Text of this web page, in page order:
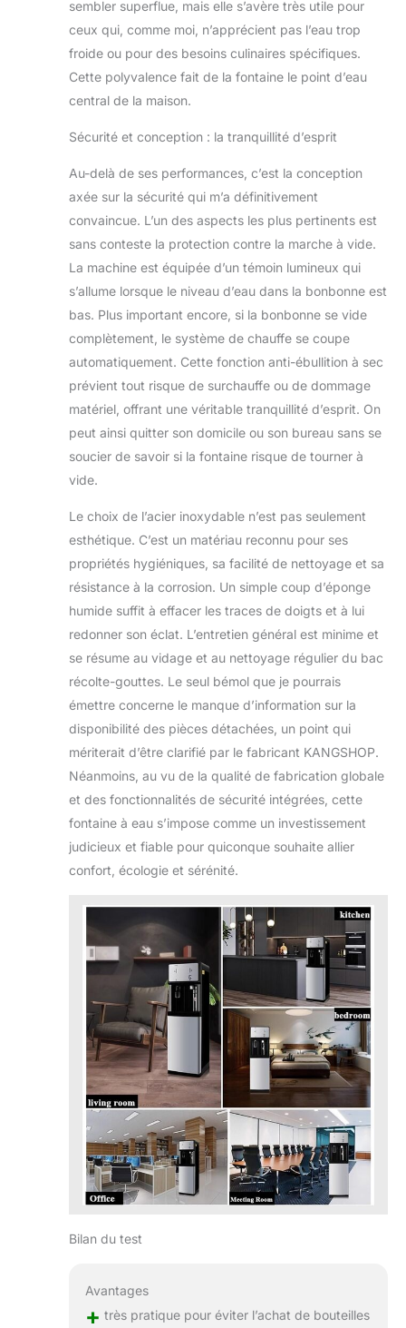
sembler superflue, mais elle s’avère très utile pour
ceux qui, comme moi, n’apprécient pas l’eau trop
froide ou pour des besoins culinaires spécifiques.
Cette polyvalence fait de la fontaine le point d’eau
central de la maison.
Sécurité et conception : la tranquillité d’esprit
Au-delà de ses performances, c’est la conception
axée sur la sécurité qui m’a définitivement
convaincue. L’un des aspects les plus pertinents est
sans conteste la protection contre la marche à vide.
La machine est équipée d’un témoin lumineux qui
s’allume lorsque le niveau d’eau dans la bonbonne est
bas. Plus important encore, si la bonbonne se vide
complètement, le système de chauffe se coupe
automatiquement. Cette fonction anti-ébullition à sec
prévient tout risque de surchauffe ou de dommage
matériel, offrant une véritable tranquillité d’esprit. On
peut ainsi quitter son domicile ou son bureau sans se
soucier de savoir si la fontaine risque de tourner à
vide.
Le choix de l’acier inoxydable n’est pas seulement
esthétique. C’est un matériau reconnu pour ses
propriétés hygiéniques, sa facilité de nettoyage et sa
résistance à la corrosion. Un simple coup d’éponge
humide suffit à effacer les traces de doigts et à lui
redonner son éclat. L’entretien général est minime et
se résume au vidage et au nettoyage régulier du bac
récolte-gouttes. Le seul bémol que je pourrais
émettre concerne le manque d’information sur la
disponibilité des pièces détachées, un point qui
mériterait d’être clarifié par le fabricant KANGSHOP.
Néanmoins, au vu de la qualité de fabrication globale
et des fonctionnalités de sécurité intégrées, cette
fontaine à eau s’impose comme un investissement
judicieux et fiable pour quiconque souhaite allier
confort, écologie et sérénité.
Bilan du test
Avantages
+ très pratique pour éviter l’achat de bouteilles